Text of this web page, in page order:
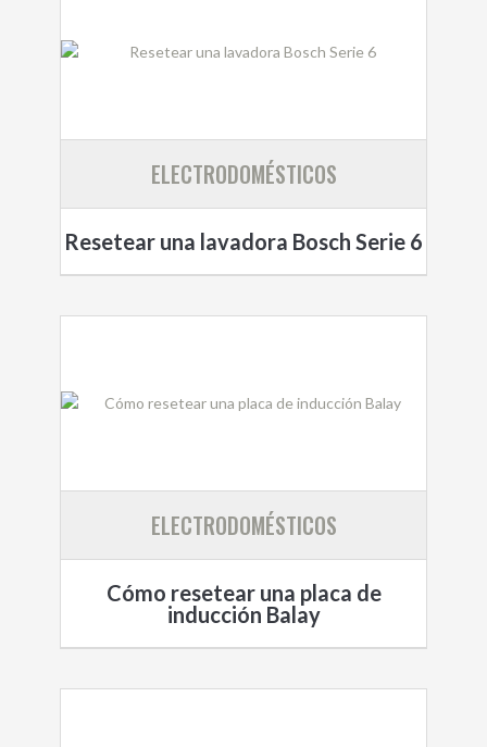
ELECTRODOMÉSTICOS
Resetear una lavadora Bosch Serie 6
ELECTRODOMÉSTICOS
Cómo resetear una placa de
inducción Balay